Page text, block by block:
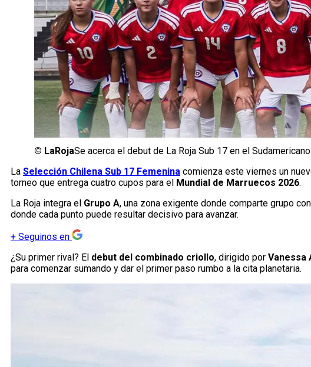
© LaRojaSe acerca el debut de La Roja Sub 17 en el Sudamericano.
La Selección Chilena Sub 17 Femenina comienza este viernes un
torneo que entrega cuatro cupos para el Mundial de Marruecos 2026.
La Roja integra el Grupo A, una zona exigente donde comparte grupo
donde cada punto puede resultar decisivo para avanzar.
+ Seguinos en
¿Su primer rival? El debut del combinado criollo, dirigido por Vanessa
para comenzar sumando y dar el primer paso rumbo a la cita planetaria.